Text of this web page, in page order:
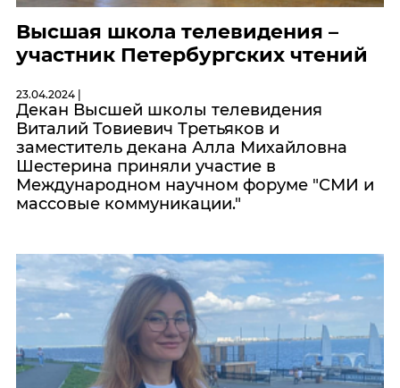
Высшая школа телевидения –
участник Петербургских чтений
23.04.2024 |
Декан Высшей школы телевидения
Виталий Товиевич Третьяков и
заместитель декана Алла Михайловна
Шестерина приняли участие в
Международном научном форуме "СМИ и
массовые коммуникации."